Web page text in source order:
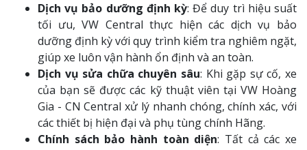
Dịch vụ bảo dưỡng định kỳ: Để duy trì hiệu suất
tối ưu, VW Central thực hiện các dịch vụ bảo
dưỡng định kỳ với quy trình kiểm tra nghiêm ngặt,
giúp xe luôn vận hành ổn định và an toàn.
Dịch vụ sửa chữa chuyên sâu: Khi gặp sự cố, xe
của bạn sẽ được các kỹ thuật viên tại VW Hoàng
Gia - CN Central xử lý nhanh chóng, chính xác, với
các thiết bị hiện đại và phụ tùng chính Hãng.
Chính sách bảo hành toàn diện: Tất cả các xe